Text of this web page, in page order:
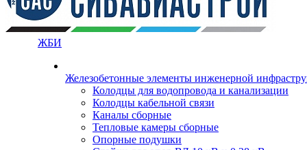
ЖБИ
Железобетонные элементы инженерной
Колодцы для водопровода и канализации
Колодцы кабельной связи
Каналы сборные
Тепловые камеры сборные
Опорные подушки